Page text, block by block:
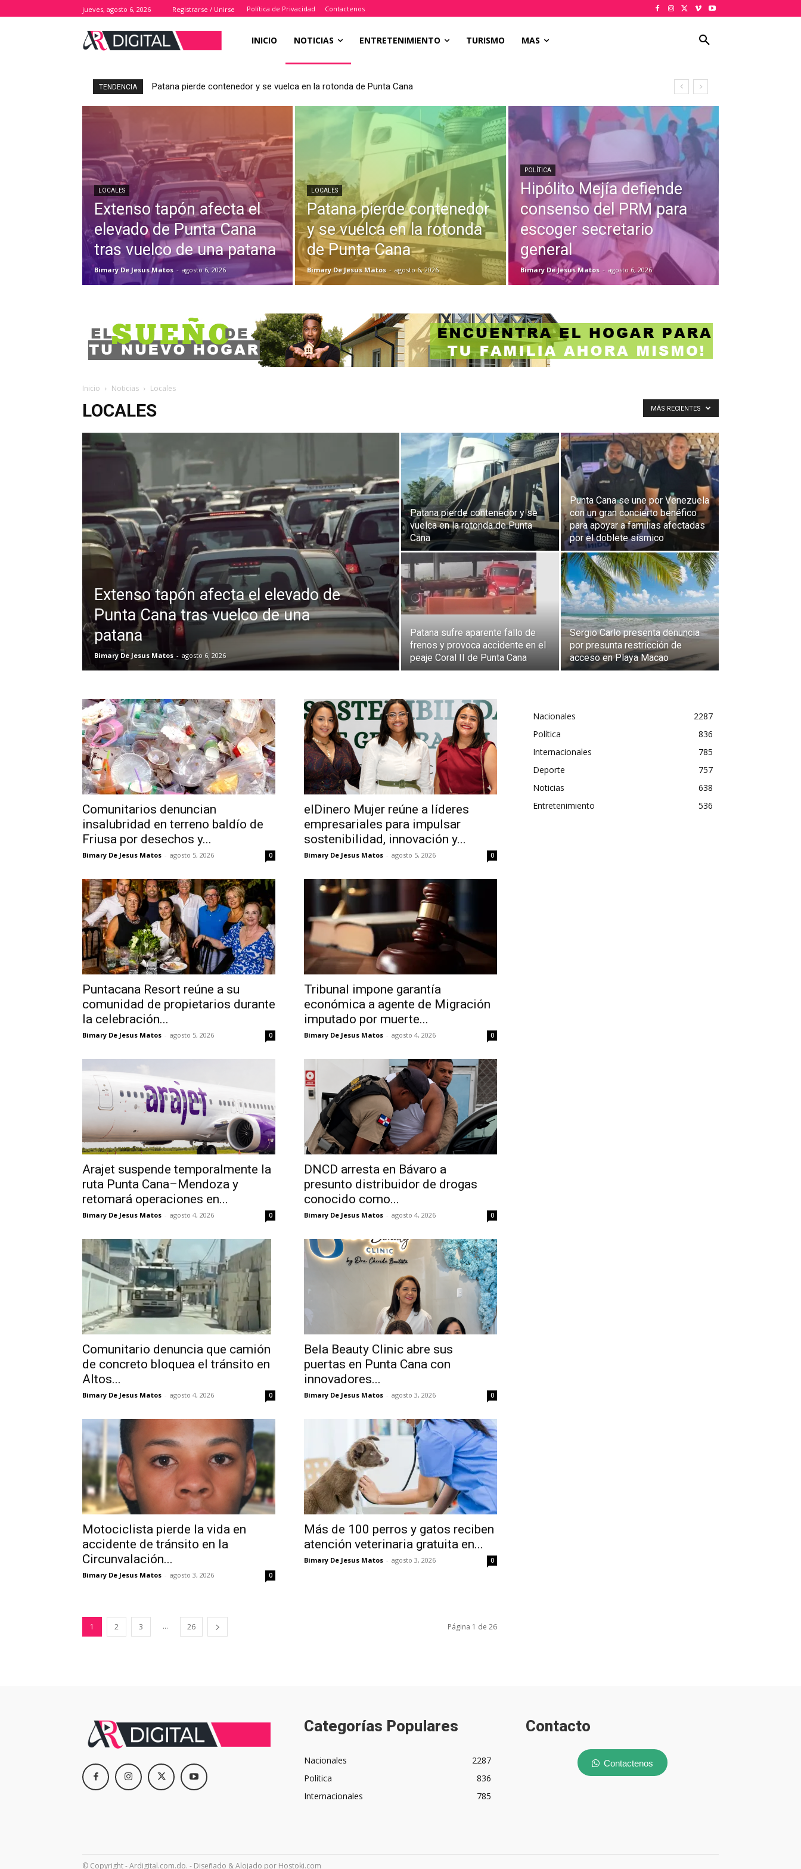
jueves, agosto 6, 2026 Registrarse / Unirse Política de Privacidad Contactenos
INICIO NOTICIAS ENTRETENIMIENTO TURISMO MAS
TENDENCIA Patana pierde contenedor y se vuelca en la rotonda de Punta Cana
LOCALES
Extenso tapón afecta el
elevado de Punta Cana
tras vuelco de una patana
Bimary De Jesus Matos - agosto 6, 2026
LOCALES
Patana pierde contenedor
y se vuelca en la rotonda
de Punta Cana
Bimary De Jesus Matos - agosto 6, 2026
POLÍTICA
Hipólito Mejía defiende
consenso del PRM para
escoger secretario
general
Bimary De Jesus Matos - agosto 6, 2026
Inicio Noticias Locales
LOCALES MÁS RECIENTES
Extenso tapón afecta el elevado de
Punta Cana tras vuelco de una
patana
Bimary De Jesus Matos - agosto 6, 2026
Patana pierde contenedor y se
vuelca en la rotonda de Punta
Cana
Punta Cana se une por Venezuela
con un gran concierto benéfico
para apoyar a familias afectadas
por el doblete sísmico
Patana sufre aparente fallo de
frenos y provoca accidente en el
peaje Coral II de Punta Cana
Sergio Carlo presenta denuncia
por presunta restricción de
acceso en Playa Macao
Comunitarios denuncian
insalubridad en terreno baldío de
Friusa por desechos y...
Bimary De Jesus Matos - agosto 5, 2026 0
elDinero Mujer reúne a líderes
empresariales para impulsar
sostenibilidad, innovación y...
Bimary De Jesus Matos - agosto 5, 2026 0
Puntacana Resort reúne a su
comunidad de propietarios durante
la celebración...
Bimary De Jesus Matos - agosto 5, 2026 0
Tribunal impone garantía
económica a agente de Migración
imputado por muerte...
Bimary De Jesus Matos - agosto 4, 2026 0
Arajet suspende temporalmente la
ruta Punta Cana–Mendoza y
retomará operaciones en...
Bimary De Jesus Matos - agosto 4, 2026 0
DNCD arresta en Bávaro a
presunto distribuidor de drogas
conocido como...
Bimary De Jesus Matos - agosto 4, 2026 0
Comunitario denuncia que camión
de concreto bloquea el tránsito en
Altos...
Bimary De Jesus Matos - agosto 4, 2026 0
Bela Beauty Clinic abre sus
puertas en Punta Cana con
innovadores...
Bimary De Jesus Matos - agosto 3, 2026 0
Motociclista pierde la vida en
accidente de tránsito en la
Circunvalación...
Bimary De Jesus Matos - agosto 3, 2026 0
Más de 100 perros y gatos reciben
atención veterinaria gratuita en...
Bimary De Jesus Matos - agosto 3, 2026 0
1 2 3 ... 26 Página 1 de 26
Nacionales
2287
Política
836
Internacionales
785
Deporte
757
Noticias
638
Entretenimiento
536
Categorías Populares
Nacionales
2287
Política
836
Internacionales
785
Contacto
Contactenos
© Copyright - Ardigital.com.do. - Diseñado & Alojado por Hostoki.com